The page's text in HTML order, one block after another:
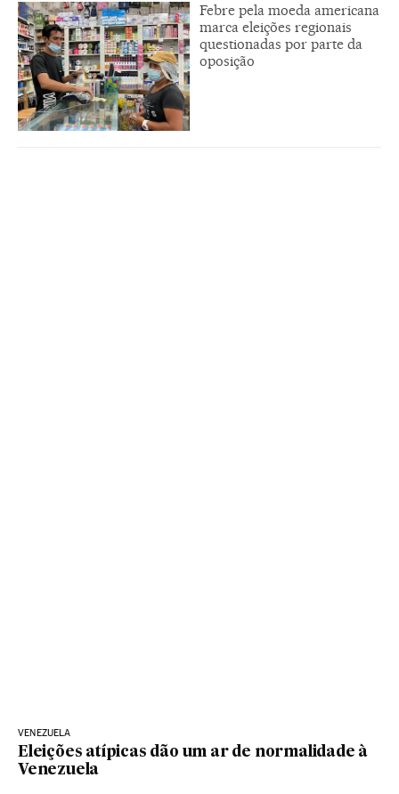
Febre pela moeda americana
marca eleições regionais
questionadas por parte da
oposição
VENEZUELA
Eleições atípicas dão um ar de normalidade à
Venezuela